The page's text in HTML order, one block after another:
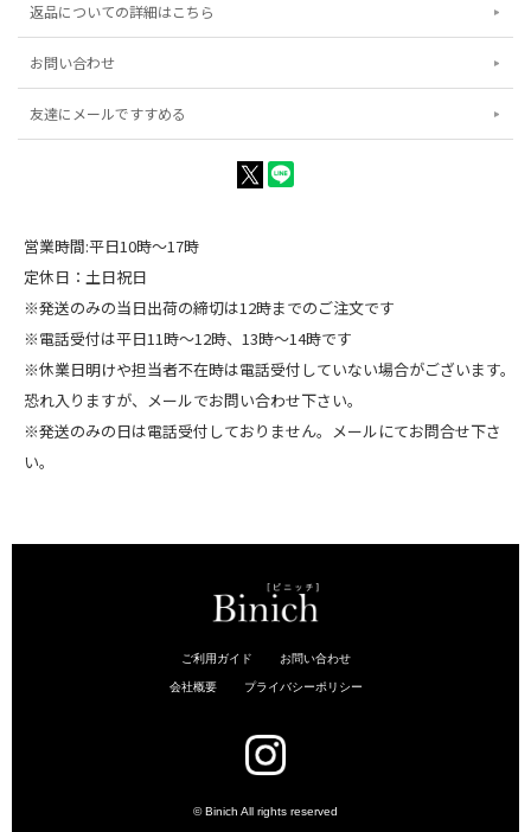
返品についての詳細はこちら
お問い合わせ
友達にメールですすめる
営業時間:平日10時～17時
定休日：土日祝日
※発送のみの当日出荷の締切は12時までのご注文です
※電話受付は平日11時～12時、13時～14時です
※休業日明けや担当者不在時は電話受付していない場合がございます。
恐れ入りますが、メールでお問い合わせ下さい。
※発送のみの日は電話受付しておりません。メールにてお問合せ下さ
い。